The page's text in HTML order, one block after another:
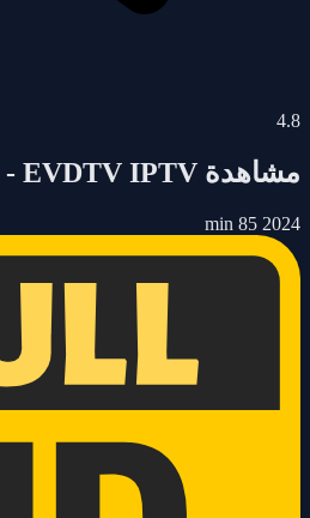
4.8
مشاهدة - EVDTV IPTV
2024
85 min